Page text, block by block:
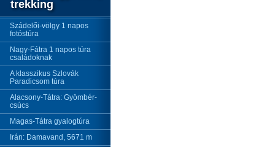
trekking
Szádelői-völgy 1 napos
fotóstúra
Nagy-Fátra 1 napos túra
családoknak
A klasszikus Szlovák
Paradicsom túra
Alacsony-Tátra: Gyömbér-
csúcs
Magas-Tátra gyalogtúra
Irán: Damavand, 5671 m